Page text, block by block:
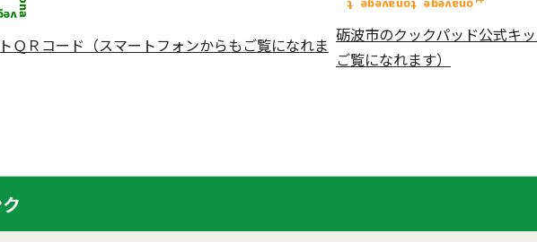
ＱＲコード（スマートフォンからもご覧になれま 砺波市のクックパッド公式キ
ご覧になれます）